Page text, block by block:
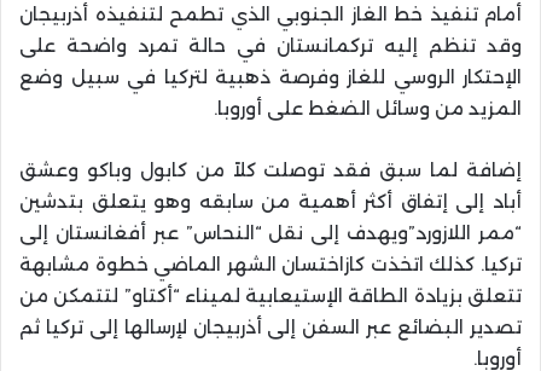
أمام تنفيذ خط الغاز الجنوبي الذي تطمح لتنفيذه أذربيجان
وقد تنظم إليه تركمانستان في حالة تمرد واضحة على
الإحتكار الروسي للغاز وفرصة ذهبية لتركيا في سبيل وضع
المزيد من وسائل الضغط على أوروبا.
إضافة لما سبق فقد توصلت كلاً من كابول وباكو وعشق
أباد إلى إتفاق أكثر أهمية من سابقه وهو يتعلق بتدشين
“ممر اللازورد”ويهدف إلى نقل “النحاس” عبر أفغانستان إلى
تركيا. كذلك اتخذت كازاختسان الشهر الماضي خطوة مشابهة
تتعلق بزيادة الطاقة الإستيعابية لميناء “أكتاو” لتتمكن من
تصدير البضائع عبر السفن إلى أذربيجان لإرسالها إلى تركيا ثم
أوروبا.